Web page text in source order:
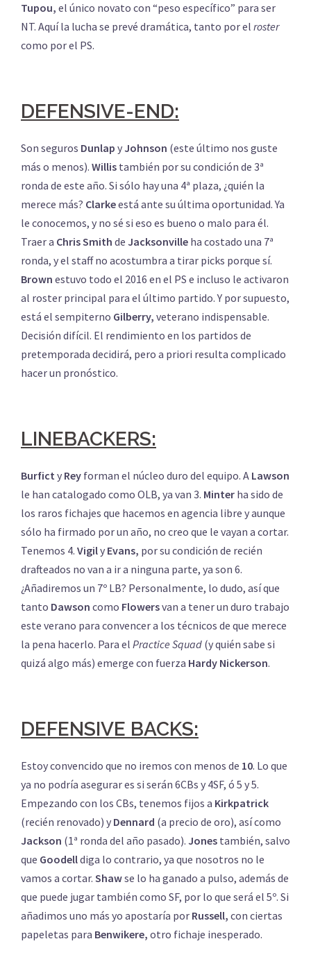
Tupou, el único novato con “peso específico” para ser
NT. Aquí la lucha se prevé dramática, tanto por el roster
como por el PS.
DEFENSIVE-END:
Son seguros Dunlap yJohnson (este último nos guste
más o menos). Willis también por su condición de 3ª
ronda de este año. Si sólo hay una 4ª plaza, ¿quién la
merece más? Clarkeestá ante su última oportunidad. Ya
le conocemos, y no sé si eso es bueno o malo para él.
Traer a Chris Smith de Jacksonville ha costado una 7ª
ronda, y el staff no acostumbra a tirar picks porque sí.
Brown estuvo todo el 2016 en el PS e incluso le activaron
al roster principal para el último partido. Y por supuesto,
está el sempiterno Gilberry, veterano indispensable.
Decisión difícil. El rendimiento en los partidos de
pretemporada decidirá, pero a priori resulta complicado
hacer un pronóstico.
LINEBACKERS:
Burfict y Rey forman el núcleo duro del equipo. A Lawson
le han catalogado como OLB, ya van 3. Minter ha sido de
los raros fichajes que hacemos en agencia libre y aunque
sólo ha firmado por un año, no creo que le vayan a cortar.
Tenemos 4. Vigily Evans, por su condición de recién
drafteados no van a ir a ninguna parte, ya son 6.
¿Añadiremos un 7º LB? Personalmente, lo dudo, así que
tanto Dawson como Flowersvan a tener un duro trabajo
este verano para convencer a los técnicos de que merece
la pena hacerlo. Para el Practice Squad (y quién sabe si
quizá algo más) emerge con fuerza Hardy Nickerson.
DEFENSIVE BACKS:
Estoy convencido que no iremos con menos de 10. Lo que
ya no podría asegurar es si serán 6CBs y 4SF, ó 5 y 5.
Empezando con los CBs, tenemos fijos a Kirkpatrick
(recién renovado) y Dennard (a precio de oro), así como
Jackson (1ª ronda del año pasado). Jones también, salvo
que Goodelldiga lo contrario, ya que nosotros no le
vamos a cortar. Shawse lo ha ganado a pulso, además de
que puede jugar también como SF, por lo que será el 5º. Si
añadimos uno más yo apostaría por Russell, con ciertas
papeletas para Benwikere, otro fichaje inesperado.